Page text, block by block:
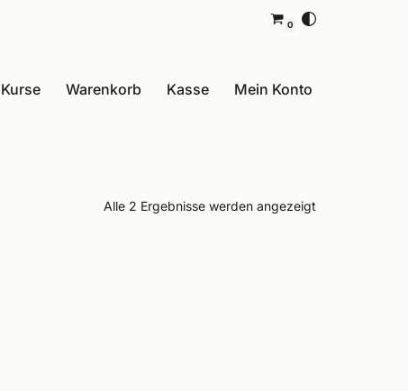
0
Kurse Warenkorb Kasse Mein Konto
Alle 2 Ergebnisse werden angezeigt